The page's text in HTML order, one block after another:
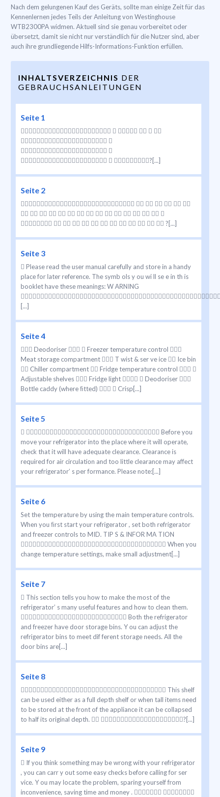
Nach dem gelungenen Kauf des Geräts, sollte man einige Zeit für das
Kennenlernen jedes Teils der Anleitung von Westinghouse
WTB2300PA widmen. Aktuell sind sie genau vorbereitet oder
übersetzt, damit sie nicht nur verständlich für die Nutzer sind, aber
auch ihre grundliegende Hilfs-Informations-Funktion erfüllen.
INHALTSVERZEICHNIS DER
GEBRAUCHSANLEITUNGEN
Seite 1
     
 
 
  ?[...]
Seite 2
      
               
             ?[...]
Seite 3
 Please read the user manual carefully and store in a handy
place for later reference. The symb ols y ou wi ll se e in th is
booklet have these meanings: W ARNING
[...]
Seite 4
 Deodoriser   Freezer temperature control 
Meat storage compartment  T wist & ser ve ice  Ice bin
 Chiller compartment  Fridge temperature control  
Adjustable shelves  Fridge light   Deodoriser 
Bottle caddy (where ﬁtted)   Crisp[...]
Seite 5
  Before you
move your refrigerator into the place where it will operate,
check that it will have adequate clearance. Clearance is
required for air circulation and too little clearance may affect
your refrigerator’ s per formance. Please note:[...]
Seite 6
Set the temperature by using the main temperature controls.
When you ﬁrst start your refrigerator , set both refrigerator
and freezer controls to MID. TIP S & INFOR MA TION
 When you
change temperature settings, make small adjustment[...]
Seite 7
 This section tells you how to make the most of the
refrigerator’ s many useful features and how to clean them.
 Both the refrigerator
and freezer have door storage bins. Y ou can adjust the
refrigerator bins to meet dif ferent storage needs. All the
door bins are[...]
Seite 8
 This shelf
can be used either as a full depth shelf or when tall items need
to be stored at the front of the appliance it can be collapsed
to half its original depth.  ?[...]
Seite 9
 If you think something may be wrong with your refrigerator
, you can carr y out some easy checks before calling for ser
vice. Y ou may locate the problem, sparing yourself from
inconvenience, saving time and money .  